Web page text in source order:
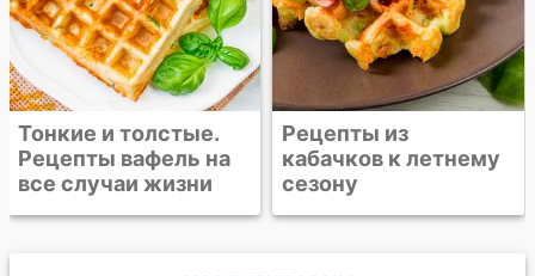
Тонкие и толстые.
Рецепты вафель на
все случаи жизни
Рецепты из
кабачков к летнему
сезону